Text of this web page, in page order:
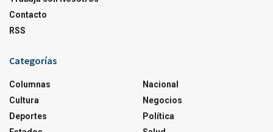
Contacto
RSS
Categorías
Columnas
Cultura
Deportes
Nacional
Negocios
Política